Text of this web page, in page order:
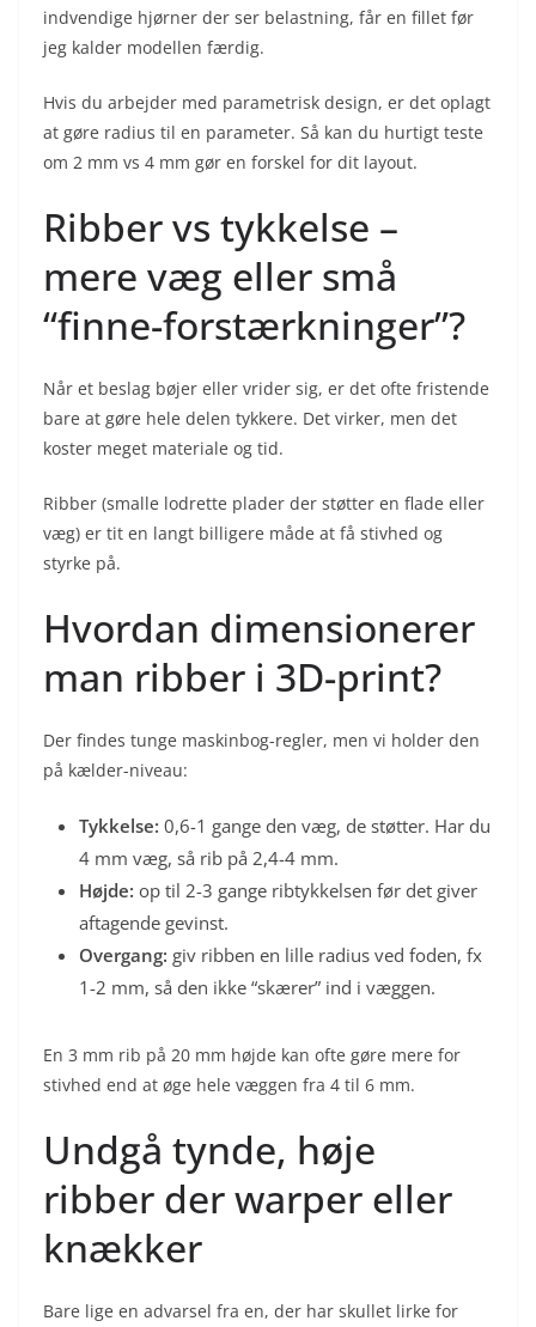
indvendige hjørner der ser belastning, får en fillet før
jeg kalder modellen færdig.
Hvis du arbejder med parametrisk design, er det oplagt
at gøre radius til en parameter. Så kan du hurtigt teste
om 2 mm vs 4 mm gør en forskel for dit layout.
Ribber vs tykkelse –
mere væg eller små
“finne-forstærkninger”?
Når et beslag bøjer eller vrider sig, er det ofte fristende
bare at gøre hele delen tykkere. Det virker, men det
koster meget materiale og tid.
Ribber (smalle lodrette plader der støtter en flade eller
væg) er tit en langt billigere måde at få stivhed og
styrke på.
Hvordan dimensionerer
man ribber i 3D-print?
Der findes tunge maskinbog-regler, men vi holder den
på kælder-niveau:
Tykkelse: 0,6-1 gange den væg, de støtter. Har du
4 mm væg, så rib på 2,4-4 mm.
Højde: op til 2-3 gange ribtykkelsen før det giver
aftagende gevinst.
Overgang: giv ribben en lille radius ved foden, fx
1-2 mm, så den ikke “skærer” ind i væggen.
En 3 mm rib på 20 mm højde kan ofte gøre mere for
stivhed end at øge hele væggen fra 4 til 6 mm.
Undgå tynde, høje
ribber der warper eller
knækker
Bare lige en advarsel fra en, der har skullet lirke for